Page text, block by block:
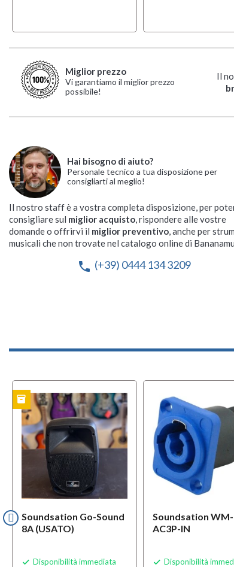
Miglior prezzo
Vi garantiamo il miglior prezzo
possibile!
Il
Hai bisogno di aiuto?
Personale tecnico a tua disposizione per
consigliarti al meglio!
Il nostro staff è a vostra completa disposizione, per
consigliare sul miglior acquisto, rispondere alle vostre
domande o offrirvi il miglior preventivo, anche per
musicali che non trovate nel catalogo online di
phone (+39) 0444 134 3209
Soundsation Go-Sound
8A (USATO)
 Disponibilità immediata
inventory
Soundsation WM-
AC3P-IN
 Disponibilità